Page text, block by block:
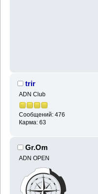
trir
ADN Club
Сообщений: 476
Карма: 63
Gr.Om
ADN OPEN